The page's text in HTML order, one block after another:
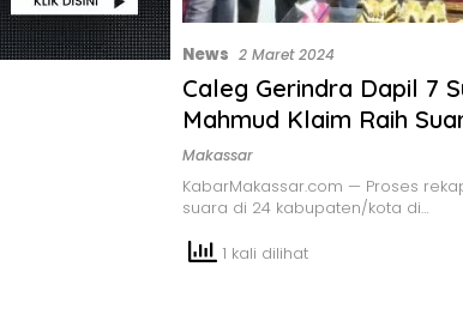
News 2 Maret 2024
Caleg Gerindra Dapil 7
Mahmud Klaim Raih
Makassar
KabarMakassar.com — Proses
suara di 24 kabupaten/kota di…
1 kali dilihat